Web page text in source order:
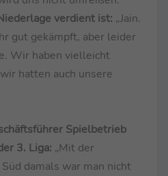
verdient ist: „Jain.
gut gekämpft, aber leider
Wir haben vielleicht
hatten auch unsere
Spielbetrieb
3. Liga: „Mit der
damals war man nicht